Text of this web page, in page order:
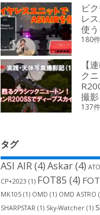
ビ
レ
使う
180
【
ク
撮影
137
タグ
ASI AIR(4) Askar(4)
CP+2023 (1) FOT85 (4)
MK105 (1) OMD (1) OMD ASTRO
SHARPSTAR (1) Sky-Watcher (1)